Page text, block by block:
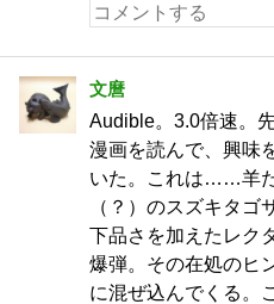
文麿
Audible。3.0倍速。
漫画を読んで、興味
いた。これは……羊
（？）のスズキタゴ
下品さを加えたレク
爆弾。その在処のヒ
に混ぜ込んでくる。